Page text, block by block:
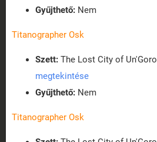
Gyűjthető: Nem
Titanographer Osk
Szett: The Lost City of
megtekintése
Gyűjthető: Nem
Titanographer Osk